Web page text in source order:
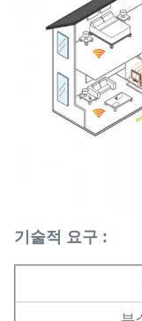
기술적 요구 :